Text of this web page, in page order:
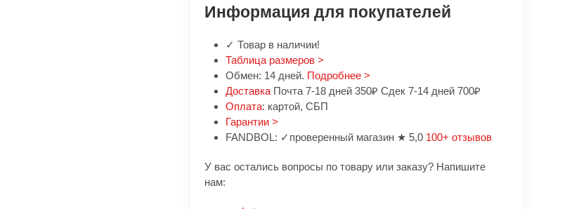
Информация для покупателей
✓ Товар в наличии!
Таблица размеров >
Обмен: 14 дней. Подробнее >
Доставка Почта 7-18 дней 350₽ Сдек 7-14 дней 700₽
Оплата: картой, СБП
Гарантии >
FANDBOL: ✓проверенный магазин ★ 5,0 100+ отзывов
У вас остались вопросы по товару или заказу? Напишите
нам: